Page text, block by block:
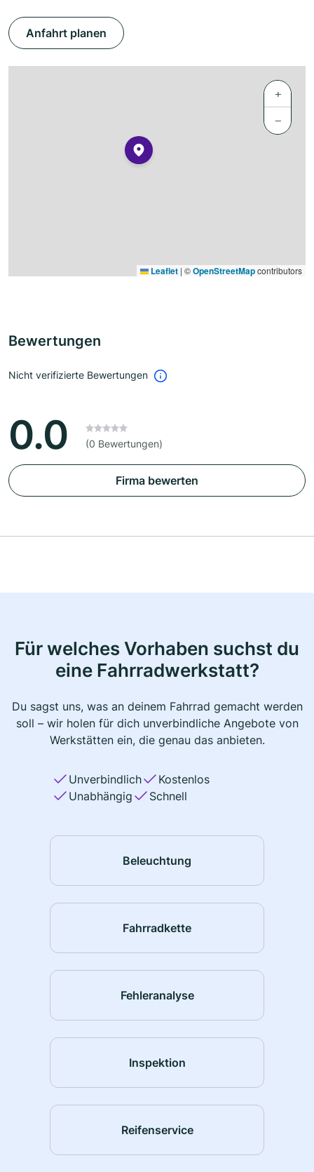
Anfahrt planen
+
−
Leaflet | ©OpenStreetMapcontributors
Bewertungen
Nicht verifizierte Bewertungen
0.0 (0 Bewertungen)
Firma bewerten
Für welches Vorhaben suchst du
eine Fahrradwerkstatt?
Du sagst uns, was an deinem Fahrrad gemacht werden
soll – wir holen für dich unverbindliche Angebote von
Werkstätten ein, die genau das anbieten.
Unverbindlich
Kostenlos
Unabhängig
Schnell
Beleuchtung
Fahrradkette
Fehleranalyse
Inspektion
Reifenservice